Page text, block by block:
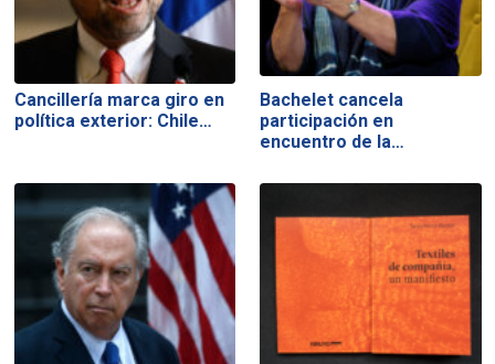
Cancillería marca giro en
política exterior: Chile…
Bachelet cancela
participación en
encuentro de la…